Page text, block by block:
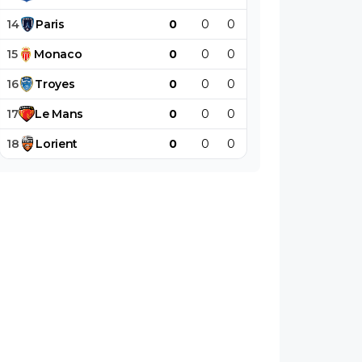
14 Paris 0 0 0
15 Monaco 0 0 0
16 Troyes 0 0 0
17 Le Mans 0 0 0
18 Lorient 0 0 0